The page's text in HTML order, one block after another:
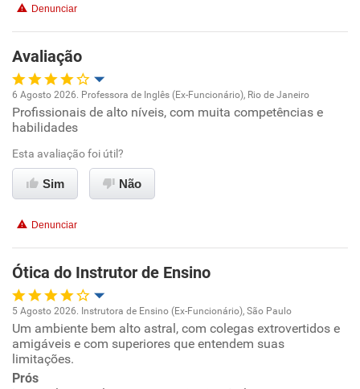
Denunciar
Avaliação
Oportunidade de promoção
Ambiente de trabalho
Conciliação com a vida familiar
Recomenda esta empresa
6 Agosto 2026. Professora de Inglês (Ex-Funcionário), Rio de Janeiro
Profissionais de alto níveis, com muita competências e
habilidades
Esta avaliação foi útil?
Sim Não
Denunciar
Ótica do Instrutor de Ensino
Oportunidade de promoção
Ambiente de trabalho
5 Agosto 2026. Instrutora de Ensino (Ex-Funcionário), São Paulo
Um ambiente bem alto astral, com colegas extrovertidos e
amigáveis e com superiores que entendem suas
limitações.
Prós